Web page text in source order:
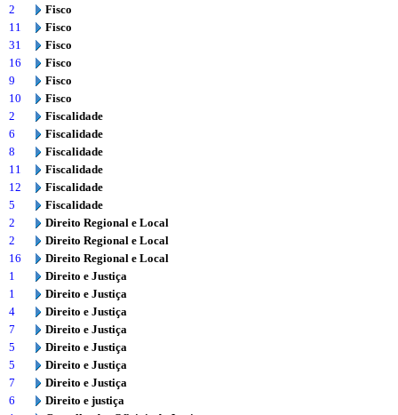
2
Fisco
11
Fisco
31
Fisco
16
Fisco
9
Fisco
10
Fisco
2
Fiscalidade
6
Fiscalidade
8
Fiscalidade
11
Fiscalidade
12
Fiscalidade
5
Fiscalidade
2
Direito Regional e Local
2
Direito Regional e Local
16
Direito Regional e Local
1
Direito e Justiça
1
Direito e Justiça
4
Direito e Justiça
7
Direito e Justiça
5
Direito e Justiça
5
Direito e Justiça
7
Direito e Justiça
6
Direito e justiça